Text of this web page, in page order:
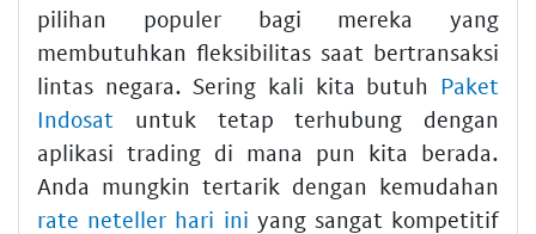
pilihan populer bagi mereka yang
membutuhkan fleksibilitas saat bertransaksi
lintas negara. Sering kali kita butuh Paket
Indosat untuk tetap terhubung dengan
aplikasi trading di mana pun kita berada.
Anda mungkin tertarik dengan kemudahan
rate neteller hari ini yang sangat kompetitif